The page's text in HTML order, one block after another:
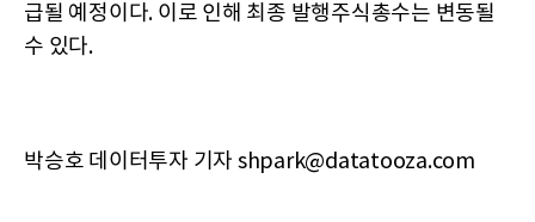
급될 예정이다. 이로 인해 최종 발행주식총수는 변동될
수 있다.
박승호 데이터투자 기자 shpark@datatooza.com